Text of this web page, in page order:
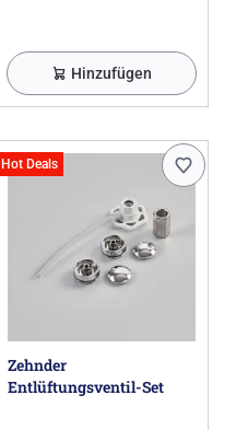
Hinzufügen
Hot Deals
Zehnder
Entlüftungsventil-Set